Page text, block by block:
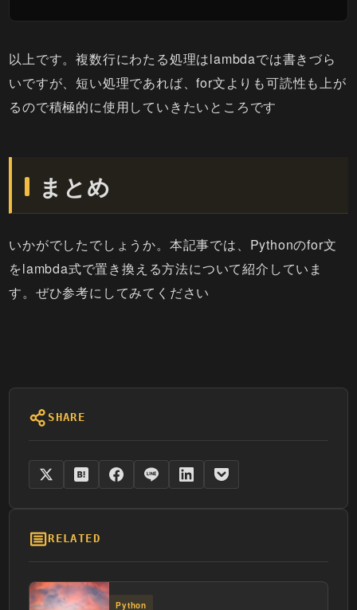
以上です。複数行にわたる処理はlambdaでは書きづら
いですが、短い処理であれば、for文よりも可読性も上が
るので積極的に使用していきたいところです
まとめ
いかがでしたでしょうか。本記事では、Pythonのfor文
をlambda式で置き換える方法について紹介していま
す。ぜひ参考にしてみてください
SHARE
RELATED
Python